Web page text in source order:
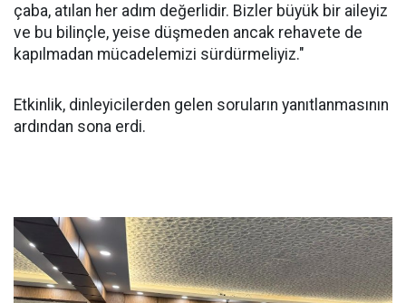
çaba, atılan her adım değerlidir. Bizler büyük bir aileyiz
ve bu bilinçle, yeise düşmeden ancak rehavete de
kapılmadan mücadelemizi sürdürmeliyiz."
Etkinlik, dinleyicilerden gelen soruların yanıtlanmasının
ardından sona erdi.